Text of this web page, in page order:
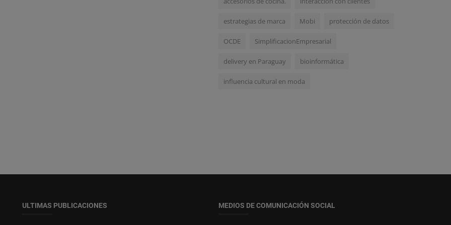
estrategias de marca Mobi protección de datos
OCDE SimplificacionEmpresarial
delivery en Paraguay bioinformática
influencia cultural en moda
ULTIMAS PUBLICACIONES MEDIOS DE COMUNICACIÓN SOCIAL